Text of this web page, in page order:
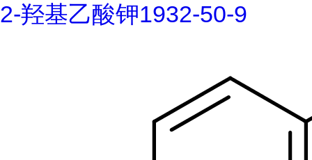
2-羟基乙酸钾1932-50-9